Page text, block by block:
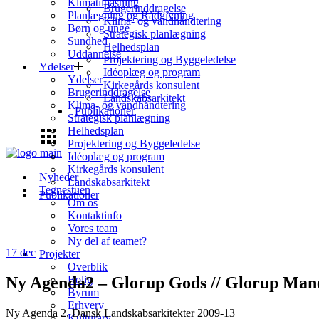
Brugerinddragelse
Klima- og vandhåndtering
Strategisk planlægning
Helhedsplan
Projektering og Byggeledelse
Idéoplæg og program
Kirkegårds konsulent
Landskabsarkitekt
Publikationer
Nyheder
Tegnestuen
Om os
Kontaktinfo
Vores team
Ny del af teamet?
Projekter
Overblik
Bolig
Byrum
Erhverv
Klimatilpasning
Planlægning og Rådgivning
Børn og unge
Sundhed
Uddannelse
Ydelser
Ydelser
Brugerinddragelse
Klima- og vandhåndtering
Strategisk planlægning
Helhedsplan
Projektering og Byggeledelse
Idéoplæg og program
Kirkegårds konsulent
Landskabsarkitekt
Publikationer
17 dec
Ny Agenda2 – Glorup Gods // Glorup
Ny Agenda 2, Dansk Landskabsarkitekter 2009-13